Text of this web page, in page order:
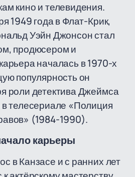
кино и телевидения.
1949 года в Флат-Крик,
Уэйн Джонсон стал
продюсером и
началась в 1970-х
популярность он
роли детектива Джеймса
телесериале «Полиция
(1984-1990).
карьеры
в Канзасе и с ранних лет